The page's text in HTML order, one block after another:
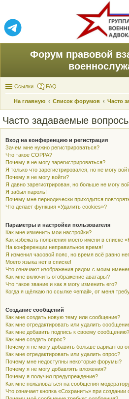
Форум правовой
Ссылки FAQ
На главную Список форумов
Часто
Часто задаваемые
Вход на конференцию и регистрация
Зачем мне нужно регистрироваться?
Что такое COPPA?
Почему я не могу зарегистрироваться?
Я только что зарегистрировался, но не могу
Почему я не могу войти?
Я давно зарегистрирован, но больше не могу
Я забыл пароль!
Почему мне периодически приходится
Что делает функция «Удалить cookies»?
Параметры и настройки пользователя
Как мне изменить мои настройки?
Как избежать появления моего имени в списке
На конференции неправильное время!
Я изменил часовой пояс, но время всё равно
Моего языка нет в списке!
Что означают изображения рядом с моим
Как мне включить отображение аватары?
Что такое звание и как я могу изменить его?
Когда я щёлкаю по ссылке «email», от меня
Создание сообщений
Как мне создать новую тему или сообщение?
Как мне отредактировать или удалить
Как мне добавить подпись к своему сообщению?
Как мне создать опрос?
Почему я не могу добавить больше вариантов
Как мне отредактировать или удалить опрос?
Почему мне недоступны некоторые форумы?
Почему я не могу добавлять вложения?
Почему я получил предупреждение?
Как мне пожаловаться на сообщения
Что означает кнопка «Сохранить» при